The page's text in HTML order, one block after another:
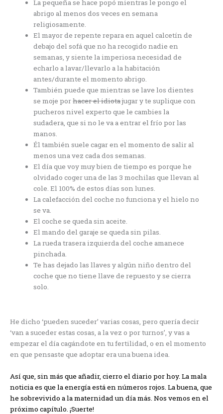
La pequeña se hace popó mientras le pongo el
abrigo al menos dos veces en semana
religiosamente.
El mayor de repente repara en aquel calcetín de
debajo del sofá que no ha recogido nadie en
semanas, y siente la imperiosa necesidad de
echarlo a lavar/llevarlo a la habitación
antes/durante el momento abrigo.
También puede que mientras se lave los dientes
se moje porhacer el idiotajugar y te suplique con
pucheros nivel experto que le cambies la
sudadera, que si no le va a entrar el frío por las
manos.
Él también suele cagar en el momento de salir al
menos una vez cada dos semanas.
El día que voy muy bien de tiempo es porque he
olvidado coger una de las 3 mochilas que llevan al
cole. El 100% de estos días son lunes.
La calefacción del coche no funciona y el hielo no
se va.
El coche se queda sin aceite.
El mando del garaje se queda sin pilas.
La rueda trasera izquierda del coche amanece
pinchada.
Te has dejado las llaves y algún niño dentro del
coche que no tiene llave de repuesto y se cierra
solo.
He dicho ‘pueden suceder’ varias cosas, pero quería decir
‘van a suceder estas cosas, a la vez o por turnos’, y vas a
empezar el día cagándote en tu fertilidad, o en el momento
en que pensaste que adoptar era una buena idea.
Así que, sin más que añadir, cierro el diario por hoy. La mala
noticia es que la energía está en números rojos. La buena, que
he sobrevivido a la maternidad un día más. Nos vemos en el
próximo capítulo. ¡Suerte!